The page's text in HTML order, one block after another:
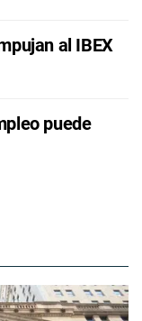
al IBEX
puede